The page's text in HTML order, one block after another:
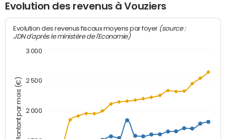
Evolution des revenus à Vouziers
Montant par mois (€)
Evolution des revenus fiscaux moyens par foyer (source :
JDN d'après le ministère de l'Economie)
2 000
2 500
3 000